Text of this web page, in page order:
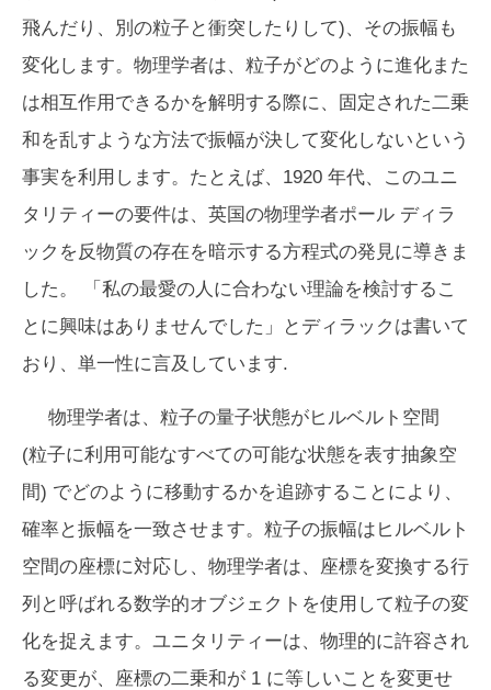
飛んだり、別の粒子と衝突したりして)、その振幅も
変化します。物理学者は、粒子がどのように進化また
は相互作用できるかを解明する際に、固定された二乗
和を乱すような方法で振幅が決して変化しないという
事実を利用します。たとえば、1920 年代、このユニ
タリティーの要件は、英国の物理学者ポール ディラ
ックを反物質の存在を暗示する方程式の発見に導きま
した。 「私の最愛の人に合わない理論を検討するこ
とに興味はありませんでした」とディラックは書いて
おり、単一性に言及しています.
物理学者は、粒子の量子状態がヒルベルト空間
(粒子に利用可能なすべての可能な状態を表す抽象空
間) でどのように移動するかを追跡することにより、
確率と振幅を一致させます。粒子の振幅はヒルベルト
空間の座標に対応し、物理学者は、座標を変換する行
列と呼ばれる数学的オブジェクトを使用して粒子の変
化を捉えます。ユニタリティーは、物理的に許容され
る変更が、座標の二乗和が 1 に等しいことを変更せ